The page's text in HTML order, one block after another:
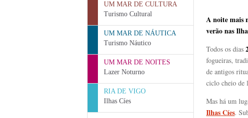
UM MAR DE CULTURA
Turismo Cultural
UM MAR DE NÁUTICA
Turismo Náutico
UM MAR DE NOITES
Lazer Noturno
RIA DE VIGO
Ilhas Cíes
A noite mais
verão nas
Todos os dias
fogueiras,
de antigos
ciclo cheio de
Mas há um
Ilhas Cíes.